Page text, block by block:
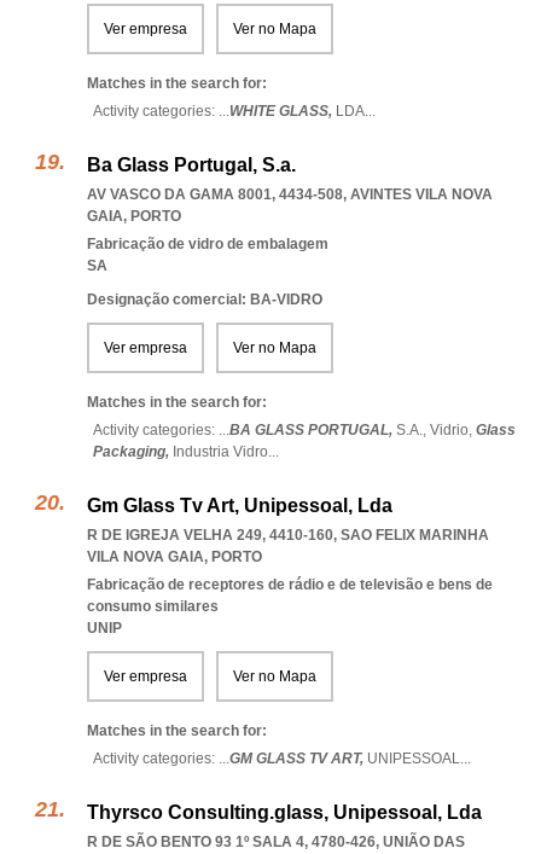
Ver empresa Ver no Mapa
Matches in the search for:
Activity categories: ...WHITE GLASS, LDA...
Ba Glass Portugal, S.a.
AV VASCO DA GAMA 8001, 4434-508, AVINTES VILA NOVA
GAIA, PORTO
Fabricação de vidro de embalagem
SA
Designação comercial: BA-VIDRO
Ver empresa Ver no Mapa
Matches in the search for:
Activity categories: ...BA GLASS PORTUGAL, S.A., Vidrio, Glass
Packaging, Industria Vidro...
Gm Glass Tv Art, Unipessoal, Lda
R DE IGREJA VELHA 249, 4410-160, SAO FELIX MARINHA
VILA NOVA GAIA, PORTO
Fabricação de receptores de rádio e de televisão e bens de
consumo similares
UNIP
Ver empresa Ver no Mapa
Matches in the search for:
Activity categories: ...GM GLASS TV ART, UNIPESSOAL...
Thyrsco Consulting.glass, Unipessoal, Lda
R DE SÃO BENTO 93 1º SALA 4, 4780-426, UNIÃO DAS